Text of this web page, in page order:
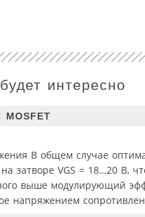
интересно
В общем случае
затворе VGS = 18…20 В,
выше модулирующий
напряжением